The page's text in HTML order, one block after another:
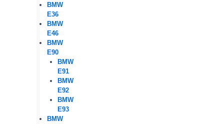
BMW
E36
BMW
E46
BMW
E90
BMW
E91
BMW
E92
BMW
E93
BMW